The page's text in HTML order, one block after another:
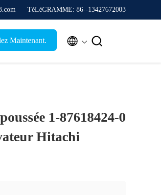
TéLéGRAMME: 86--13427672003
Maintenant.  
1-87618424-0
Hitachi